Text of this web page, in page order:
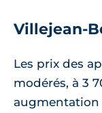
Villejean-
Les prix des
modérés, à 3
augmentation